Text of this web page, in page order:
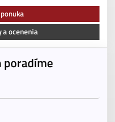
ocenenia
poradíme